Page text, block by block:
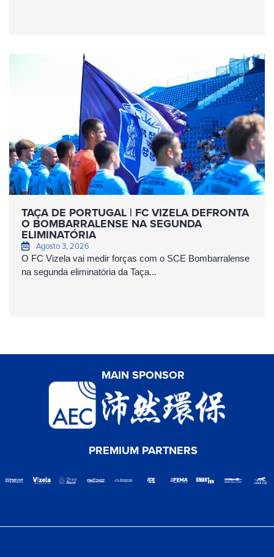
TAÇA DE PORTUGAL | FC VIZELA DEFRONTA
O BOMBARRALENSE NA SEGUNDA
ELIMINATÓRIA
Agosto 3, 2026
O FC Vizela vai medir forças com o SCE Bombarralense
na segunda eliminatória da Taça...
MAIN SPONSOR
PREMIUM PARTNERS